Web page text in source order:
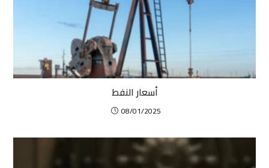
أسعار النفط
08/01/2025